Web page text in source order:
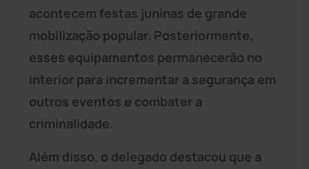
acontecem festas juninas de grande
mobilização popular. Posteriormente,
esses equipamentos permanecerão no
interior para incrementar a segurança em
outros eventos e combater a
criminalidade.
Além disso, o delegado destacou que a